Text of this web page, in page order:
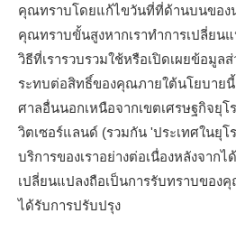
คุณทราบโดยแก้ไขวันที่ที่ด้านบนของน
คุณทราบขั้นสูงหากเราทำการเปลี่ยน
วิธีที่เรารวบรวมใช้หรือเปิดเผยข้อมู
ระทบต่อสิทธิ์ของคุณภายใต้นโยบาย
ศาลอื่นนอกเหนือจากเขตเศรษฐกิจยุ
วิตเซอร์แลนด์ (รวมกัน 'ประเทศในยุโ
บริการของเราอย่างต่อเนื่องหลังจากไ
เปลี่ยนแปลงถือเป็นการรับทราบขอ
ได้รับการปรับปรุง